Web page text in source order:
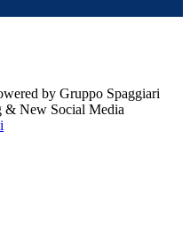
by Gruppo Spaggiari
& New Social Media